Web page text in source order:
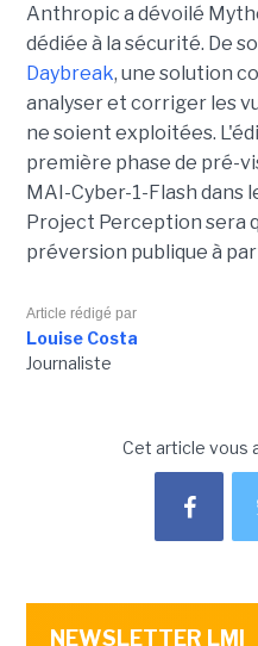
Anthropic a dévoilé
dédiée à la sécurité. De
Daybreak, une solution
analyser et corriger les
ne soient exploitées.
première phase de pré-
MAI-Cyber-1-Flash dans
Project Perception sera
préversion publique à
Article rédigé par
Louise Costa
Journaliste
Cet article vous
NEWSLETTER LMI